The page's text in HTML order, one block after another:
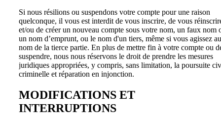
Si nous résilions ou suspendons votre compte pour une raison
quelconque, il vous est interdit de vous inscrire, de vous
et/ou de créer un nouveau compte sous votre nom, un faux nom
un nom d’emprunt, ou le nom d'un tiers, même si vous agissez au
nom de la tierce partie. En plus de mettre fin à votre compte ou
suspendre, nous nous réservons le droit de prendre les mesures
juridiques appropriées, y compris, sans limitation, la poursuite
criminelle et réparation en injonction.
MODIFICATIONS ET
INTERRUPTIONS